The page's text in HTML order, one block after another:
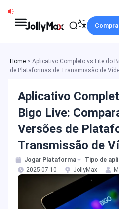
para
Home > Aplicativo Completo vs Lite do
de Plataformas de Transmissão de
Aplicativo
Bigo Live:
Versões de
Transmissão de
Jogar Plataforma
Tipo de
2025-07-10
JollyMax